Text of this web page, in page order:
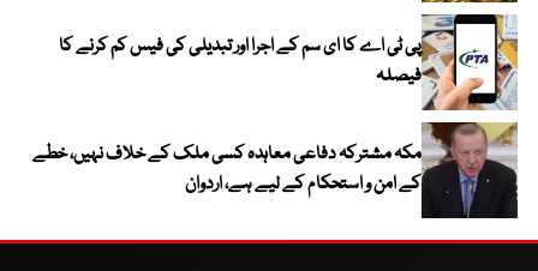
پی ٹی اے کا ای سم کے اجرا اور تبدیلی کی فیس کم کرنے کا
فیصلہ
مکہ مشترکہ دفاعی معاہدہ کسی ملک کے خلاف نہیں، خطے
کے امن و استحکام کے لیے ہے، اردوان